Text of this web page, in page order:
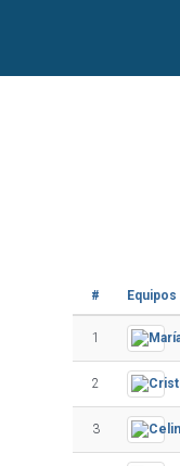
# Equipos
1
2
3